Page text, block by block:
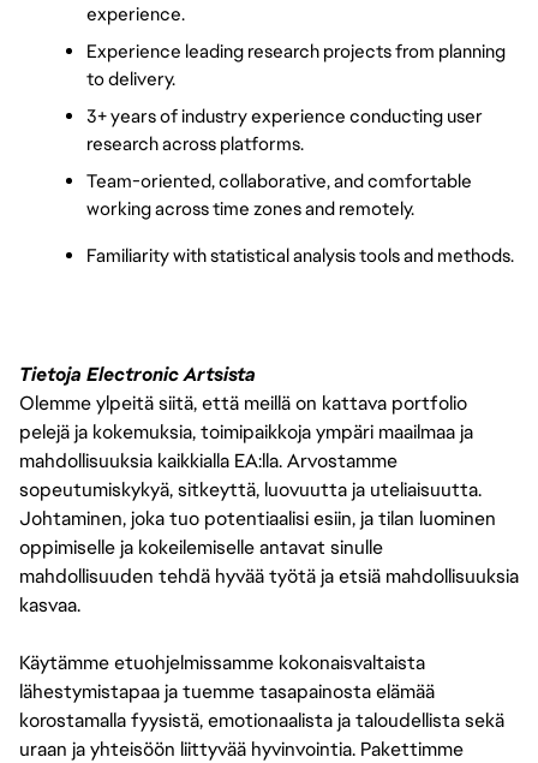
experience.
Experience leading research projects from planning
to delivery.
3+ years of industry experience conducting user
research across platforms.
Team-oriented, collaborative, and comfortable
working across time zones and remotely.
Familiarity with statistical analysis tools and methods.
Tietoja Electronic Artsista
Olemme ylpeitä siitä, että meillä on kattava portfolio
pelejä ja kokemuksia, toimipaikkoja ympäri maailmaa ja
mahdollisuuksia kaikkialla EA:lla. Arvostamme
sopeutumiskykyä, sitkeyttä, luovuutta ja uteliaisuutta.
Johtaminen, joka tuo potentiaalisi esiin, ja tilan luominen
oppimiselle ja kokeilemiselle antavat sinulle
mahdollisuuden tehdä hyvää työtä ja etsiä mahdollisuuksia
kasvaa.
Käytämme etuohjelmissamme kokonaisvaltaista
lähestymistapaa ja tuemme tasapainosta elämää
korostamalla fyysistä, emotionaalista ja taloudellista sekä
uraan ja yhteisöön liittyvää hyvinvointia. Pakettimme